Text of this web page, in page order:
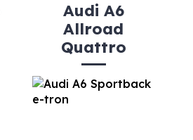
Audi A6
Allroad
Quattro